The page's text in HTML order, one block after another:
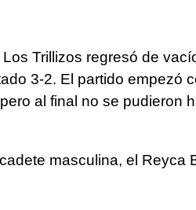
Trillizos regresó de
3-2. El partido empezó
al final no se pudieron
masculina, el Reyca